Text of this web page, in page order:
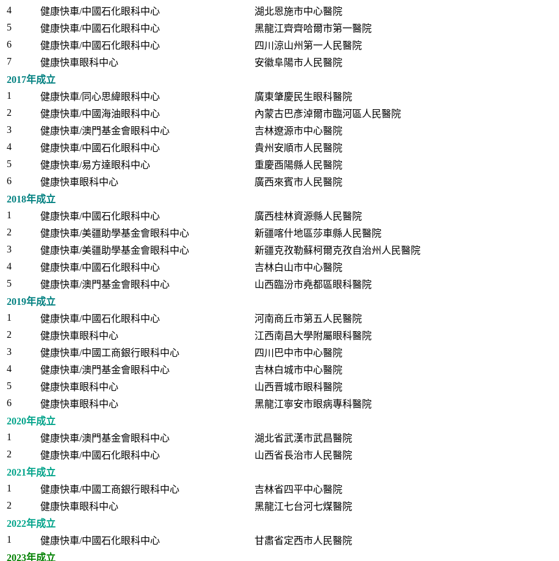
4
健康快車/中國石化眼科中心
湖北恩施市中心醫院
5
健康快車/中國石化眼科中心
黑龍江齊齊哈爾市第一醫院
6
健康快車/中國石化眼科中心
四川涼山州第一人民醫院
7
健康快車眼科中心
安徽阜陽市人民醫院
2017年成立
1
健康快車/同心思緯眼科中心
廣東肇慶民生眼科醫院
2
健康快車/中國海油眼科中心
內蒙古巴彥淖爾市臨河區人民醫院
3
健康快車/澳門基金會眼科中心
吉林遼源市中心醫院
4
健康快車/中國石化眼科中心
貴州安順市人民醫院
5
健康快車/易方達眼科中心
重慶酉陽縣人民醫院
6
健康快車眼科中心
廣西來賓市人民醫院
2018年成立
1
健康快車/中國石化眼科中心
廣西桂林資源縣人民醫院
2
健康快車/美疆助學基金會眼科中心
新疆喀什地區莎車縣人民醫院
3
健康快車/美疆助學基金會眼科中心
新疆克孜勒蘇柯爾克孜自治州人民醫院
4
健康快車/中國石化眼科中心
吉林白山市中心醫院
5
健康快車/澳門基金會眼科中心
山西臨汾市堯都區眼科醫院
2019年成立
1
健康快車/中國石化眼科中心
河南商丘市第五人民醫院
2
健康快車眼科中心
江西南昌大學附屬眼科醫院
3
健康快車/中國工商銀行眼科中心
四川巴中市中心醫院
4
健康快車/澳門基金會眼科中心
吉林白城市中心醫院
5
健康快車眼科中心
山西晋城市眼科醫院
6
健康快車眼科中心
黑龍江寧安市眼病專科醫院
2020年成立
1
健康快車/澳門基金會眼科中心
湖北省武漢市武昌醫院
2
健康快車/中國石化眼科中心
山西省長治市人民醫院
2021年成立
1
健康快車/中國工商銀行眼科中心
吉林省四平中心醫院
2
健康快車眼科中心
黑龍江七台河七煤醫院
2022年成立
1
健康快車/中國石化眼科中心
甘肅省定西市人民醫院
2023年成立